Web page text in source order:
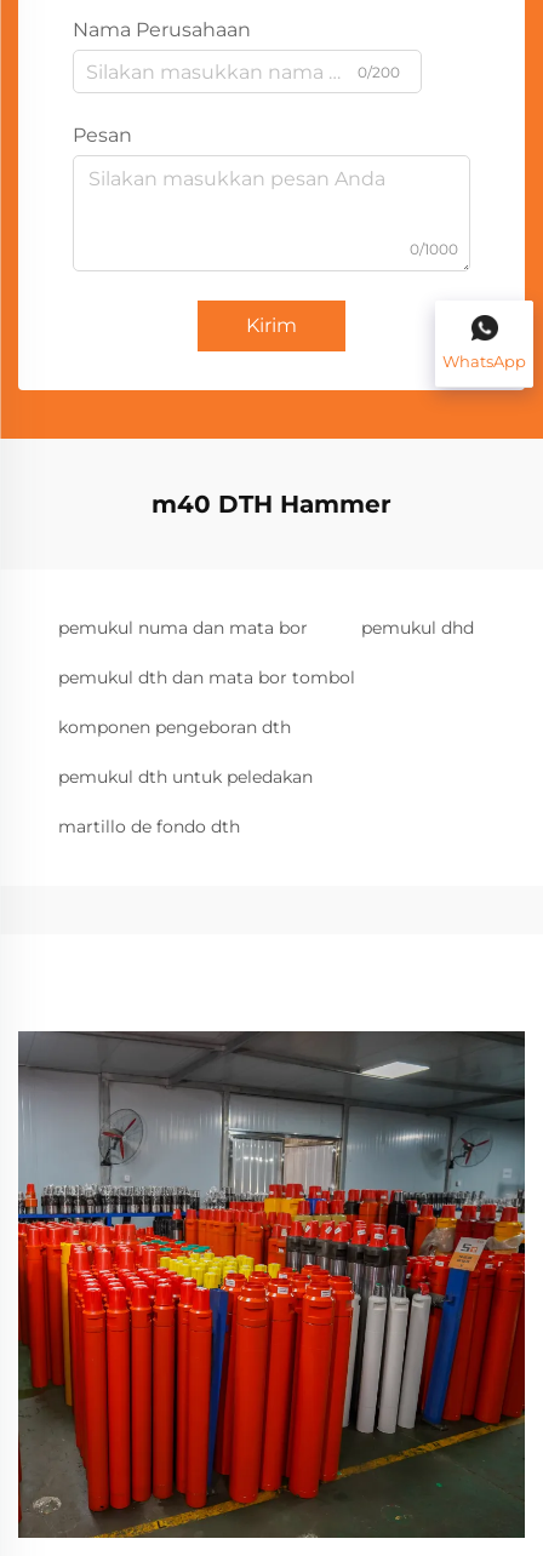
Nama Perusahaan
0/200
Pesan
0/1000
Kirim
m40 DTH Hammer
pemukul numa dan mata bor pemukul dhd
pemukul dth dan mata bor tombol
komponen pengeboran dth
pemukul dth untuk peledakan
martillo de fondo dth
WhatsApp